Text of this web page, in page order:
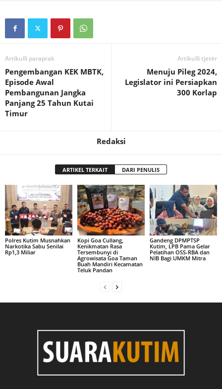
Artikulli paraprak
Pengembangan KEK MBTK,
Episode Awal
Pembangunan Jangka
Panjang 25 Tahun Kutai
Timur
Artikulli tjetër
Menuju Pileg 2024,
Legislator ini Persiapkan
300 Korlap
Redaksi
ARTIKEL TERKAIT DARI PENULIS
Polres Kutim Musnahkan
Narkotika Sabu Senilai
Rp1,3 Miliar
Kopi Goa Cullang,
Kenikmatan Rasa
Tersembunyi di
Agrowisata Goa Taman
Buah Mandiri Kecamatan
Teluk Pandan
Gandeng DPMPTSP
Kutim, LPB Pama Gelar
Pelatihan OSS-RBA dan
NIB Bagi UMKM Mitra